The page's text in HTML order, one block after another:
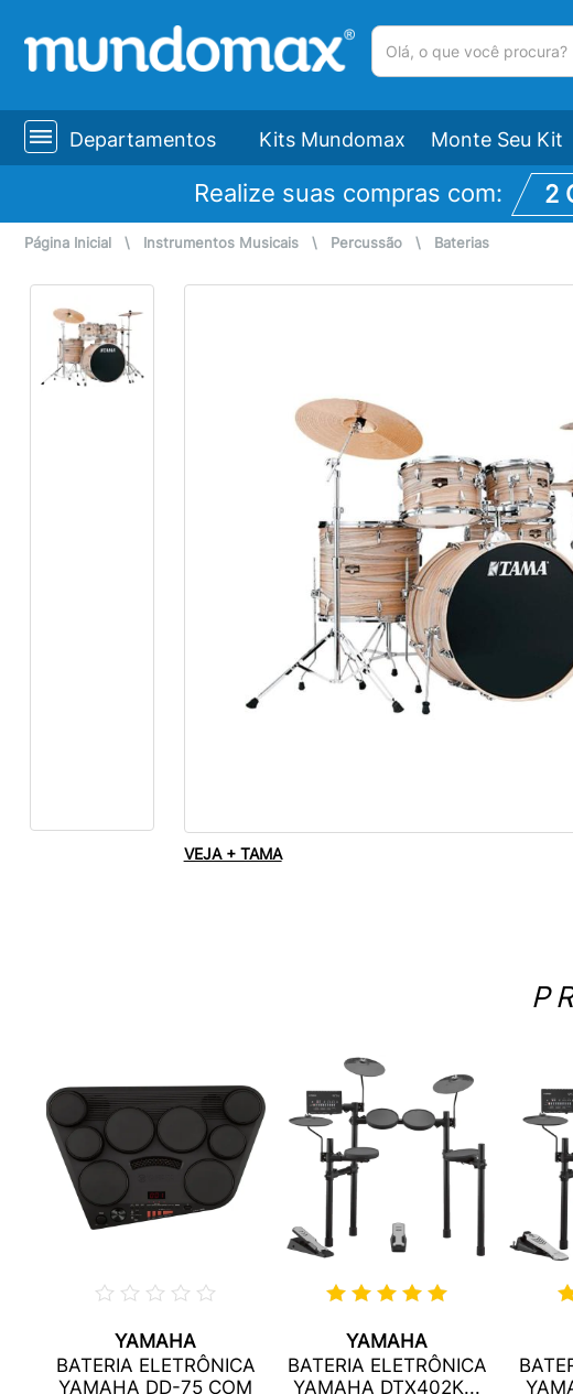
Departamentos Kits Mundomax Monte Seu Kit
Realize suas compras com: 2
Página Inicial \ Instrumentos Musicais \ Percussão \ Baterias
VEJA + TAMA
YAMAHA
BATERIA ELETRÔNICA
YAMAHA DD-75 COM
YAMAHA
BATERIA ELETRÔNICA
YAMAHA DTX402K...